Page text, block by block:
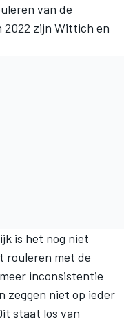
van de
zijn Wittich en
is het nog niet
rouleren met de
inconsistentie
zeggen niet op ieder
staat los van